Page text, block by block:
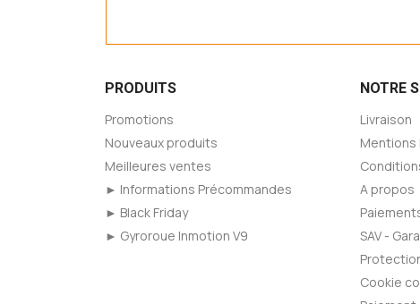
PRODUITS
Promotions
Nouveaux produits
Meilleures ventes
► Informations Précommandes
► Black Friday
► Gyroroue Inmotion V9
NOTRE
Livraison
Mentions
A propos
SAV -
Cookie